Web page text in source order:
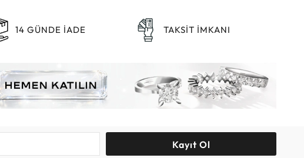
14 GÜNDE İADE TAKSİT İMKANI
Kayıt Ol